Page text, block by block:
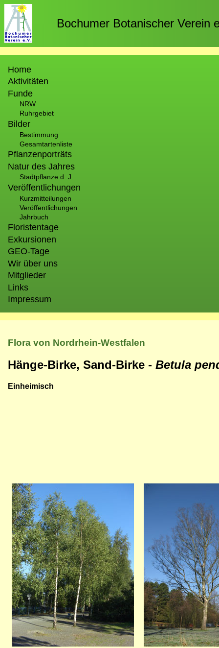
Direkt
zum
Inhalt
Bochumer Botanischer Verein
Home
Aktivitäten
Funde
NRW
Ruhrgebiet
Bilder
Bestimmung
Gesamtartenliste
Pflanzenporträts
Natur des Jahres
Stadtpflanze d. J.
Veröffentlichungen
Kurzmitteilungen
Veröffentlichungen
Jahrbuch
Floristentage
Exkursionen
GEO-Tage
Wir über uns
Mitglieder
Links
Impressum
Flora von Nordrhein-Westfalen
Hänge-Birke, Sand-Birke - Betula
Einheimisch
Bild